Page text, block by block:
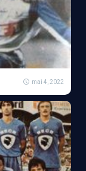
mai 4, 2022